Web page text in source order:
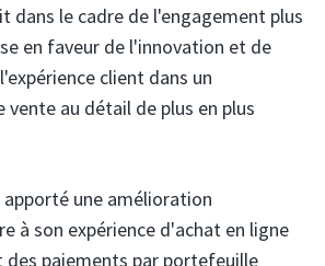
dans le cadre de l'engagement plus
en faveur de l'innovation et de
client dans un
vente au détail de plus en plus
apporté une amélioration
à son expérience d'achat en ligne
des paiements par portefeuille